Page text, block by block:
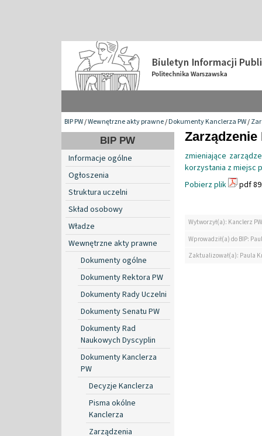
BIP PW/Wewnętrzne akty prawne/Dokumenty Kanclerza PW/
BIP PW
Informacje ogólne
Ogłoszenia
Struktura uczelni
Skład osobowy
Władze
Wewnętrzne akty prawne
Dokumenty ogólne
Dokumenty Rektora PW
Dokumenty Rady Uczelni
Dokumenty Senatu PW
Dokumenty Rad
Naukowych Dyscyplin
Dokumenty Kanclerza
PW
Decyzje Kanclerza
Pisma okólne
Kanclerza
Zarządzenia
Zarządzenie
zmieniające
korzystania z miejsc
Pobierz plik
pdf
Wytworzył(a): Kanclerz PW
Wprowadził(a) do BIP:
Zaktualizował(a): Paula